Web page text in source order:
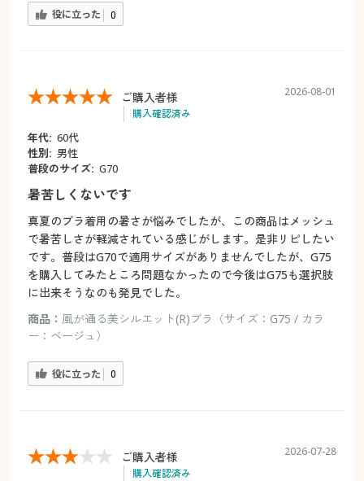
役に立った 0
ご購入者様
購入確認済み
2026-08-01
年代: 60代
性別: 男性
普段のサイズ: G70
暑苦しくないです
真夏のブラ着用の暑さが悩みでしたが、この商品はメッシュ
で暑苦しさが軽減されている感じがします。是非リピしたい
です。普段はG70で適用サイズがありませんでしたが、G75
を購入してみたところ問題なかったので今後はG75も選択肢
に出来そうなのも発見でした。
商品： 風が通る美シルエット(R)ブラ（サイズ：G75 / カラ
ー：ベージュ）
役に立った 0
ご購入者様
購入確認済み
2026-07-28